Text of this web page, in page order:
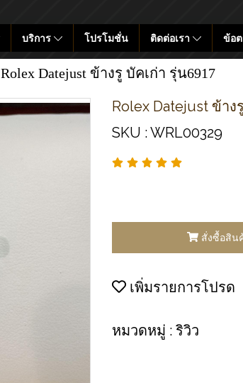
บริการ โปรโมชั่น ติดต่อเรา ข้อ
Rolex Datejust ข้างรู บัคเก่า รุ่น6917
Rolex Datejust ข้าง
SKU : WRL00329
สั่งซื้อสิน
เพิ่มรายการโปรด
หมวดหมู่ : ริวิว